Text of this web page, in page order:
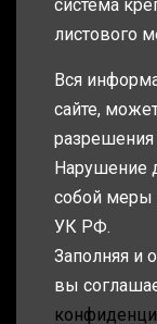
система
листового
Вся
сайте,
разрешения
Нарушение
собой меры
УК РФ.
Заполняя и
вы